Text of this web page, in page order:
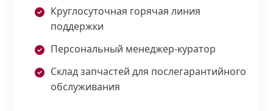
Круглосуточная горячая линия
поддержки
Персональный менеджер-куратор
Склад запчастей для послегарантийного
обслуживания